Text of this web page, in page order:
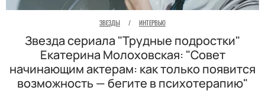
ЗВЕЗДЫ / ИНТЕРВЬЮ
Звезда сериала "Трудные подростки"
Екатерина Молоховская: "Совет
начинающим актерам: как только появится
возможность — бегите в психотерапию"